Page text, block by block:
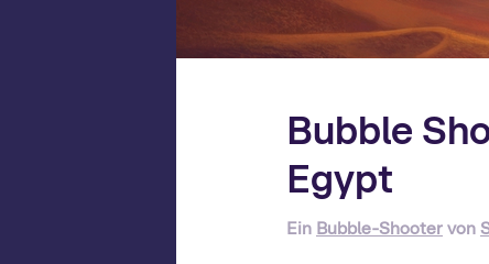
Bubble
Egypt
Ein Bubble-Shooter von